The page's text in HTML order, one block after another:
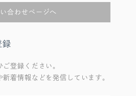
合わせページへ
録
ご登録ください。
着情報などを発信しています。